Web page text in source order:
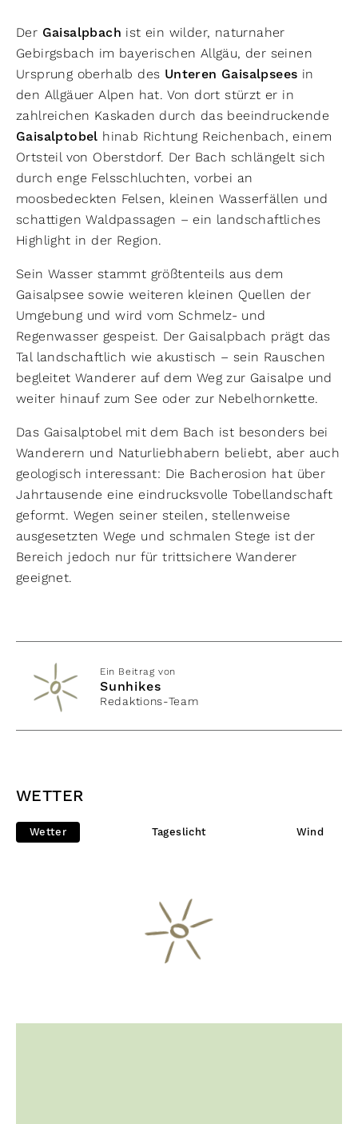
Der Gaisalpbach ist ein wilder, naturnaher
Gebirgsbach im bayerischen Allgäu, der seinen
Ursprung oberhalb des Unteren Gaisalpsees in
den Allgäuer Alpen hat. Von dort stürzt er in
zahlreichen Kaskaden durch das beeindruckende
Gaisalptobel hinab Richtung Reichenbach, einem
Ortsteil von Oberstdorf. Der Bach schlängelt sich
durch enge Felsschluchten, vorbei an
moosbedeckten Felsen, kleinen Wasserfällen und
schattigen Waldpassagen – ein landschaftliches
Highlight in der Region.
Sein Wasser stammt größtenteils aus dem
Gaisalpsee sowie weiteren kleinen Quellen der
Umgebung und wird vom Schmelz- und
Regenwasser gespeist. Der Gaisalpbach prägt das
Tal landschaftlich wie akustisch – sein Rauschen
begleitet Wanderer auf dem Weg zur Gaisalpe und
weiter hinauf zum See oder zur Nebelhornkette.
Das Gaisalptobel mit dem Bach ist besonders bei
Wanderern und Naturliebhabern beliebt, aber auch
geologisch interessant: Die Bacherosion hat über
Jahrtausende eine eindrucksvolle Tobellandschaft
geformt. Wegen seiner steilen, stellenweise
ausgesetzten Wege und schmalen Stege ist der
Bereich jedoch nur für trittsichere Wanderer
geeignet.
Ein Beitrag von
Sunhikes
Redaktions-Team
WETTER
Wetter Tageslicht Wind